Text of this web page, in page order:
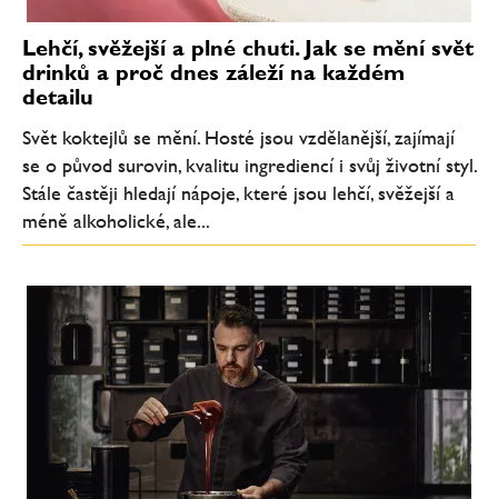
Lehčí, svěžejší a plné chuti. Jak se mění svět
drinků a proč dnes záleží na každém
detailu
Svět koktejlů se mění. Hosté jsou vzdělanější, zajímají
se o původ surovin, kvalitu ingrediencí i svůj životní styl.
Stále častěji hledají nápoje, které jsou lehčí, svěžejší a
méně alkoholické, ale...